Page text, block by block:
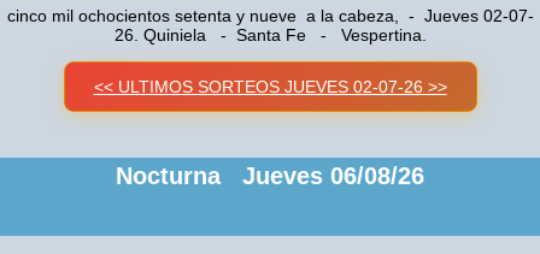
cinco mil ochocientos setenta y nueve a la cabeza, - Jueves 02-07-
26. Quiniela - Santa Fe - Vespertina.
<< ULTIMOS SORTEOS JUEVES 02-07-26 >>
Nocturna Jueves 06/08/26